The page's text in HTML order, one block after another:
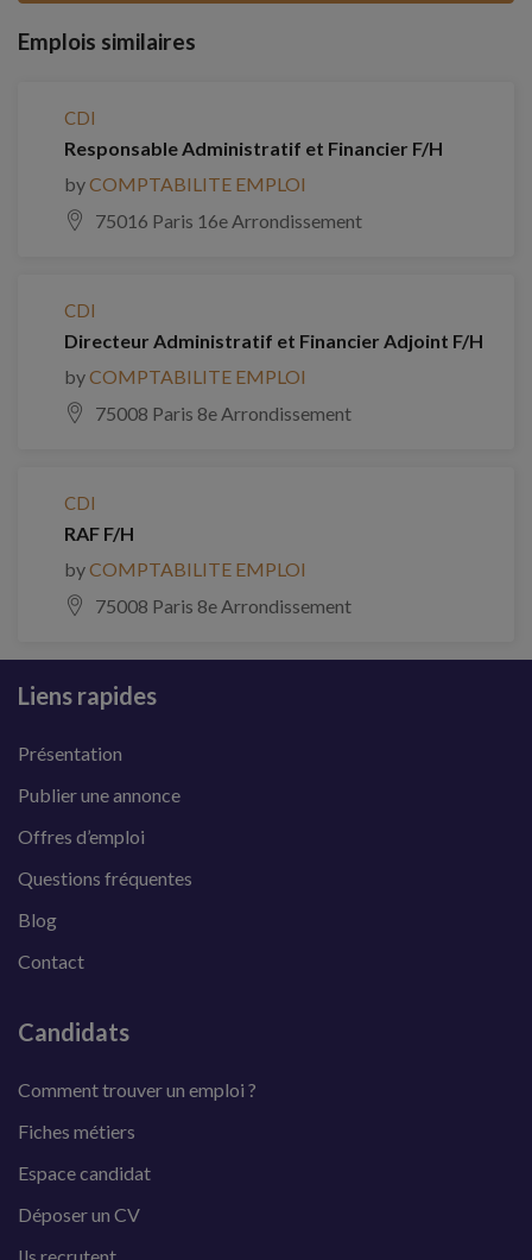
Emplois similaires
CDI
Responsable Administratif et Financier F/H
byCOMPTABILITE EMPLOI
75016 Paris 16e Arrondissement
CDI
Directeur Administratif et Financier Adjoint F/H
byCOMPTABILITE EMPLOI
75008 Paris 8e Arrondissement
CDI
RAF F/H
byCOMPTABILITE EMPLOI
75008 Paris 8e Arrondissement
Liens rapides
Présentation
Publier une annonce
Offres d’emploi
Questions fréquentes
Blog
Contact
Candidats
Comment trouver un emploi ?
Fiches métiers
Espace candidat
Déposer un CV
Ils recrutent